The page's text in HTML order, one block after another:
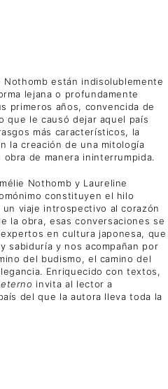
Nothomb están indisolublemente
lejana o profundamente
primeros años, convencida de
que le causó dejar aquel país
más característicos, la
la creación de una mitología
de manera ininterrumpida.
Nothomb y Laureline
constituyen el hilo
un viaje introspectivo al corazón
la obra, esas conversaciones se
en cultura japonesa, que
sabiduría y nos acompañan por
del budismo, el camino del
Enriquecido con textos,
invita al lector a
del que la autora lleva toda la